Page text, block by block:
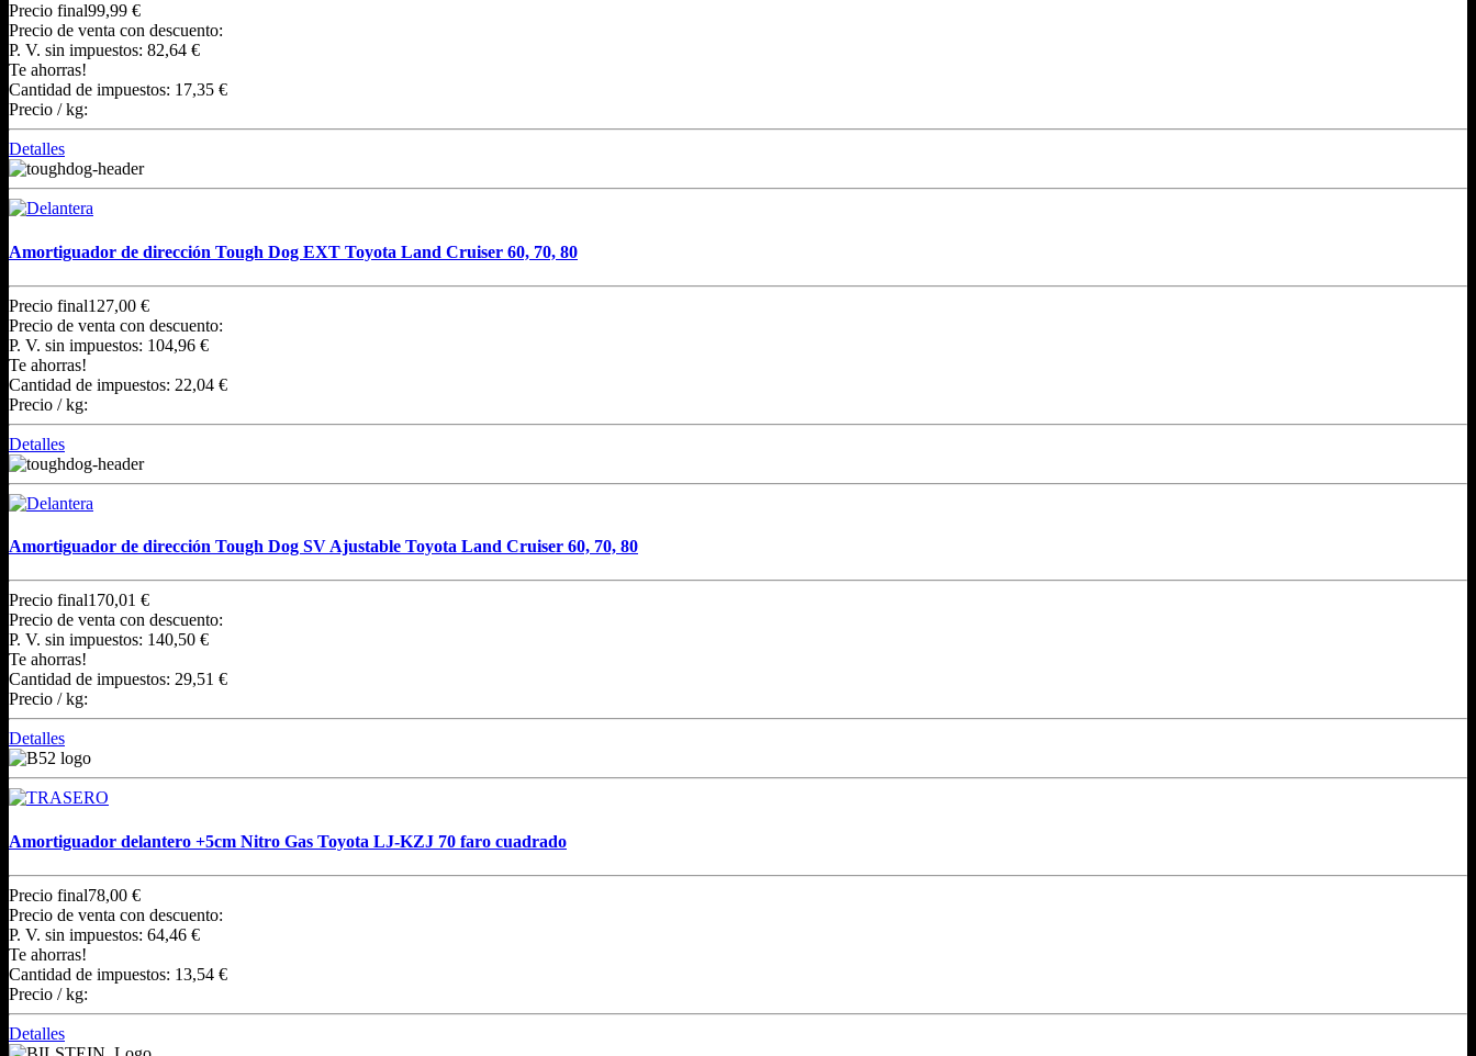
Precio final99,99 €
Precio de venta con descuento:
P. V. sin impuestos: 82,64 €
Te ahorras!
Cantidad de impuestos: 17,35 €
Precio / kg:
Detalles
Amortiguador de dirección Tough Dog EXT Toyota Land Cruiser 60, 70, 80
Precio final127,00 €
Precio de venta con descuento:
P. V. sin impuestos: 104,96 €
Te ahorras!
Cantidad de impuestos: 22,04 €
Precio / kg:
Detalles
Amortiguador de dirección Tough Dog SV Ajustable Toyota Land Cruiser 60, 70, 80
Precio final170,01 €
Precio de venta con descuento:
P. V. sin impuestos: 140,50 €
Te ahorras!
Cantidad de impuestos: 29,51 €
Precio / kg:
Detalles
Amortiguador delantero +5cm Nitro Gas Toyota LJ-KZJ 70 faro cuadrado
Precio final78,00 €
Precio de venta con descuento:
P. V. sin impuestos: 64,46 €
Te ahorras!
Cantidad de impuestos: 13,54 €
Precio / kg:
Detalles